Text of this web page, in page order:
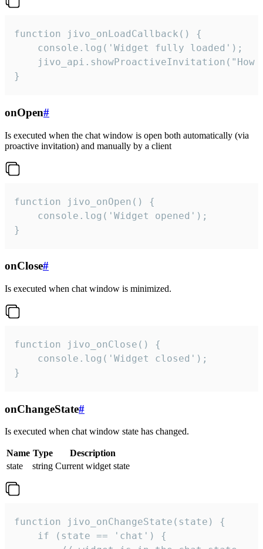
function jivo_onLoadCallback() {
    console.log('Widget fully loaded');
jivo_api.showProactiveInvitation("How
}
onOpen#
Is executed when the chat window is open both automatically (via
proactive invitation) and manually by a client
function jivo_onOpen() {
    console.log('Widget opened');
}
onClose#
Is executed when chat window is minimized.
function jivo_onClose() {
    console.log('Widget closed');
}
onChangeState#
Is executed when chat window state has changed.
Name Type
Description
state
string Current widget state
function jivo_onChangeState(state) {
    if (state == 'chat') {